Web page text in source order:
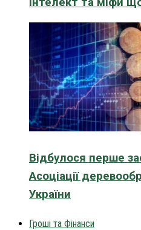
Відбулося перше
Асоціації
України
Гроші та Фінанси